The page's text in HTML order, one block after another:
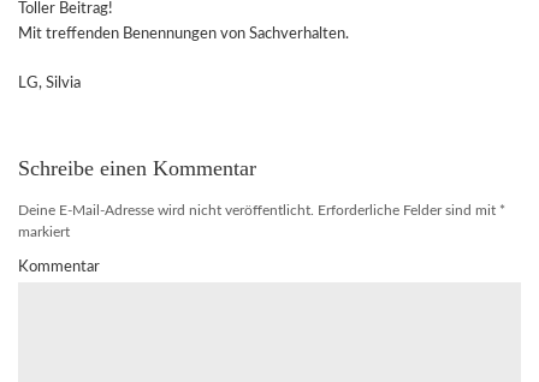
Toller Beitrag!
Mit treffenden Benennungen von Sachverhalten.
LG, Silvia
Schreibe einen Kommentar
Deine E-Mail-Adresse wird nicht veröffentlicht. Erforderliche Felder sind mit *
markiert
Kommentar